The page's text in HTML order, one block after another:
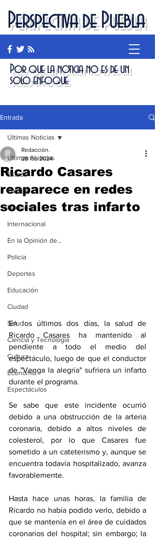
Perspectiva de Puebla
Por que la noticia no es de un
solo enfoque
Entrada
Últimas Noticias
Estado
Política
Nacional
Internacional
En la Opinión de...
Policía
Deportes
Educación
Ciudad
Salud
Ciencia y Tecnología
Cultura
Economía
Espectáculos
Últimas Noticias
Ricardo Casares
reaparece en redes
sociales tras infarto
Redacción.
28 feb 2024
En los últimos dos días, la salud de
Ricardo Casares ha mantenido al
pendiente a todo el medio del
espectáculo, luego de que el conductor
de "Venga la alegría" sufriera un infarto
durante el programa.
Se sabe que este incidente ocurrió
debido a una obstrucción de la arteria
coronaria, debido a altos niveles de
colesterol, por lo que Casares fue
sometido a un cateterismo y, aunque se
encuentra todavía hospitalizado, avanza
favorablemente.
Hasta hace unas horas, la familia de
Ricardo no había podido verlo, debido a
que se mantenía en el área de cuidados
coronarios del hospital; sin embargo; la